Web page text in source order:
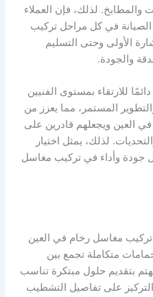
لذلك، فإن العملاء
في كل مراحل تركيب
الأولى وحتى التسليم
والجودة.
للارتقاء بمستوى الفنيين
المستمر، مما يعزز من
العين ويجعلهم قادرين على
لذلك، يمثل اختيار
جودة وأداء في تركيب مغاسل
مغاسل رخام في العين
متكاملة تجمع بين
بتقديم حلول مبتكرة تناسب
على تفاصيل التشطيب